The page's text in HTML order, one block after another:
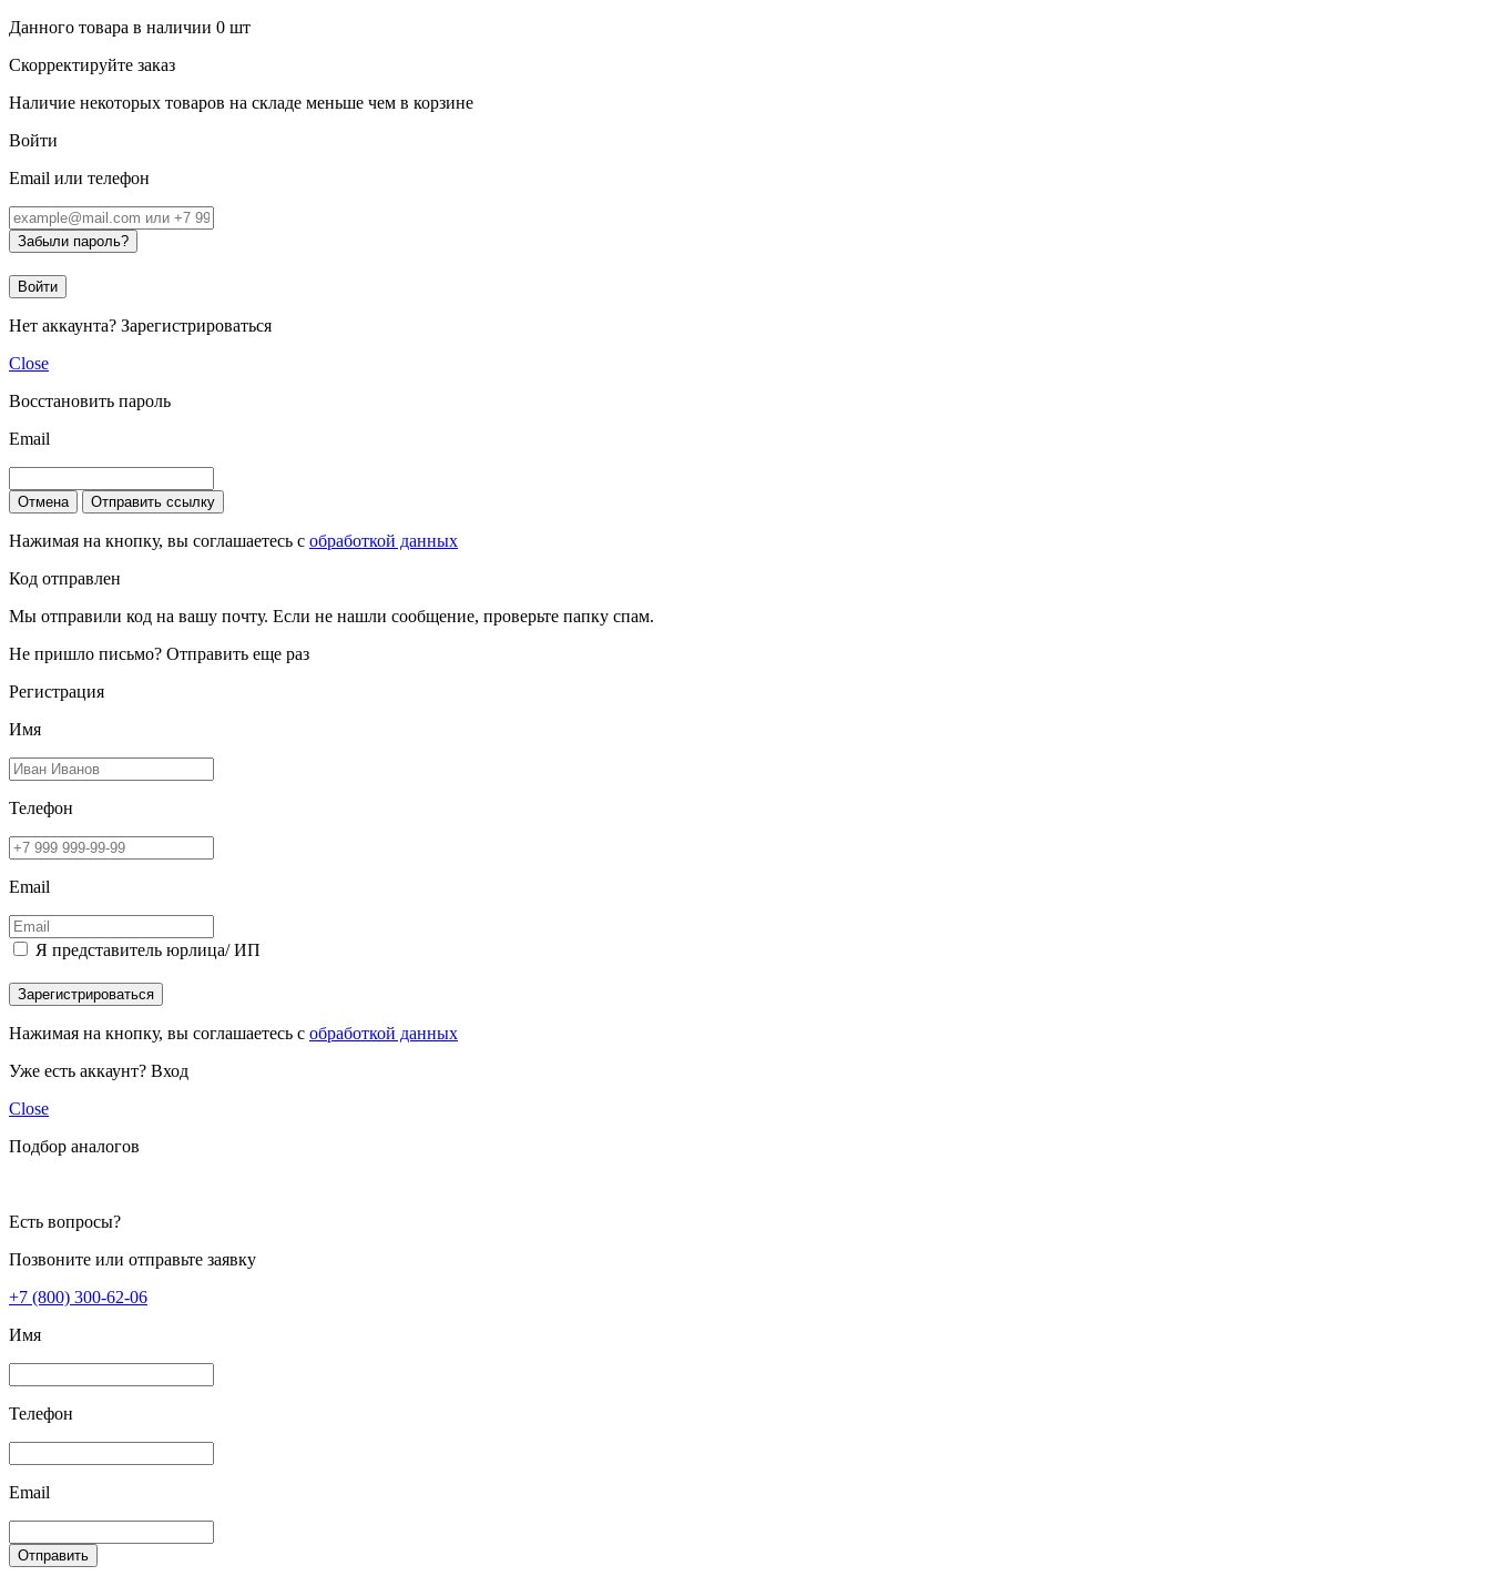
Данного товара в наличии 0 шт
Скорректируйте заказ
Наличие некоторых товаров на складе меньше чем в корзине
Войти
Email или телефон
Забыли пароль?
Войти
Нет аккаунта? Зарегистрироваться
Close
Восстановить пароль
Email
Отмена Отправить ссылку
Нажимая на кнопку, вы соглашаетесь с обработкой данных
Код отправлен
Мы отправили код на вашу почту. Если не нашли сообщение, проверьте папку спам.
Не пришло письмо? Отправить еще раз
Регистрация
Имя
Телефон
Email
Я представитель юрлица/ ИП
Зарегистрироваться
Нажимая на кнопку, вы соглашаетесь с обработкой данных
Уже есть аккаунт? Вход
Close
Подбор аналогов
Есть вопросы?
Позвоните или отправьте заявку
+7 (800) 300-62-06
Имя
Телефон
Email
Отправить